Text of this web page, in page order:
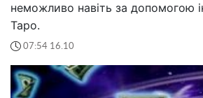
неможливо навіть за допомогою
Таро.
07:54 16.10